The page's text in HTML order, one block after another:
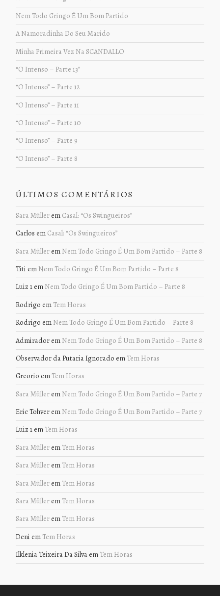
Nem Todo Gringo É Um Bom Partido
A Namoradinha Do Seu Marido
Minha Primeira Vez Na SCANDALLO
“O Intenso – Parte 13”
“O Intenso” – Parte 12
“O Intenso” – Parte 11
“O Intenso” – Parte 10
“O Intenso” – Parte 9
“O Intenso” – Parte 8
ÚLTIMOS COMENTÁRIOS
Sara Müllerem Casal: “Os Swingueiros”
Carlos em Casal: “Os Swingueiros”
Sara Müllerem Nem Todo Gringo É Um Bom Partido – Parte 8
Titi em Nem Todo Gringo É Um Bom Partido – Parte 8
Luiz 1em Nem Todo Gringo É Um Bom Partido – Parte 8
Rodrigo em Tem Horas
Rodrigo em Nem Todo Gringo É Um Bom Partido – Parte 8
Admiradorem Nem Todo Gringo É Um Bom Partido – Parte 8
Observador da Putaria Ignorado em Tem Horas
Greorio em Tem Horas
Sara Müllerem Nem Todo Gringo É Um Bom Partido – Parte 7
Eric Tohverem Nem Todo Gringo É Um Bom Partido – Parte 7
Luiz 1em Tem Horas
Sara Müllerem Tem Horas
Sara Müllerem Tem Horas
Sara Müllerem Tem Horas
Sara Müllerem Tem Horas
Sara Müllerem Tem Horas
Deni em Tem Horas
Ilklenia Teixeira Da Silvaem Tem Horas